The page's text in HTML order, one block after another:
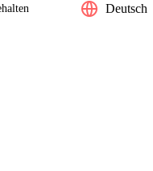
Deutsch